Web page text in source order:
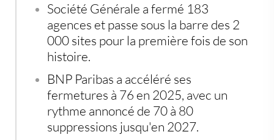
Société Générale a fermé 183
agences et passe sous la barre des 2
000 sites pour la première fois de son
histoire.
BNP Paribas a accéléré ses
fermetures à 76 en 2025, avec un
rythme annoncé de 70 à 80
suppressions jusqu'en 2027.